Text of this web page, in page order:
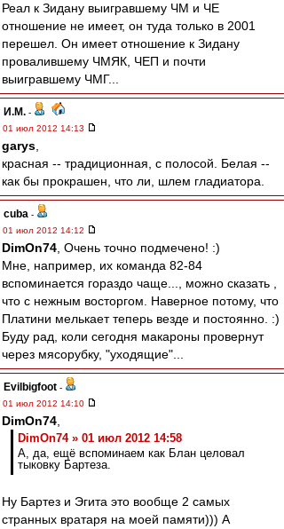
Реал к Зидану выигравшему ЧМ и ЧЕ
отношение не имеет, он туда только в 2001
перешел. Он имеет отношение к Зидану
провалившему ЧМЯК, ЧЕП и почти
выигравшему ЧМГ...
И.М. -
01 июл 2012 14:13
garys
красная -- традиционная, с полосой. Белая --
как бы прокрашен, что ли, шлем гладиатора.
cuba -
01 июл 2012 14:12
DimOn74 , Очень точно подмечено! :)
Мне, например, их команда 82-84
вспоминается гораздо чаще..., можно сказать ,
что с нежным восторгом. Наверное потому, что
Платини мелькает теперь везде и постоянно. :)
Буду рад, коли сегодня макароны провернут
через мясорубку, "уходящие"...
Evilbigfoot -
01 июл 2012 14:10
DimOn74
DimOn74 » 01 июл 2012 14:58
А, да, ещё вспоминаем как Блан целовал
тыковку Бартеза.
Ну Бартез и Эгита это вообще 2 самых
странных вратаря на моей памяти))) А